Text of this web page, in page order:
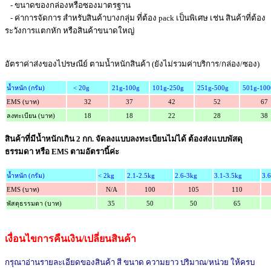
- ขนาดของกล่องหรือซองมาตรฐาน
- ค่าการจัดการ สำหรับสินค้าบางกลุ่ม ที่ต้อง pack เป็นพิเศษ เช่น สินค้าที่ต้อง
ระวังการแตกหัก หรือสินค้าขนาดใหญ่
อัตราค่าส่งของไปรษณีย์ ตามน้ำหนักสินค้า (ยังไม่รวมค่าบริการ/กล่อง/ซอง)
น้ำหนัก (กรัม) < 20g 21g-100g 101g-250g 251g-500g 501g-
EMS (บาท) 32 37 42 52 67
ลงทะเบียน (บาท) 18 18 22 28 38
สินค้าที่มีน้ำหนักเกิน 2 กก. จัดลงแบบลงทะเบียนไม่ได้ ต้องส่งแบบพัสดุ
ธรรมดา หรือ EMS ตามอัตรานี้ค่ะ
น้ำหนัก (กรัม) < 2kg 2.1-2.5kg 2.6-3kg 3.1-3.5kg
EMS (บาท) N/A 100 105 110
พัสดุธรรมดา (บาท) 35 50 50 65
เงื่อนไขการคืนเงิน/เปลี่ยนสินค้า
กรุณาอ่านรายละเอียดของสินค้า สี ขนาด ความยาว ปริมาณ/หน่วย ให้ครบ